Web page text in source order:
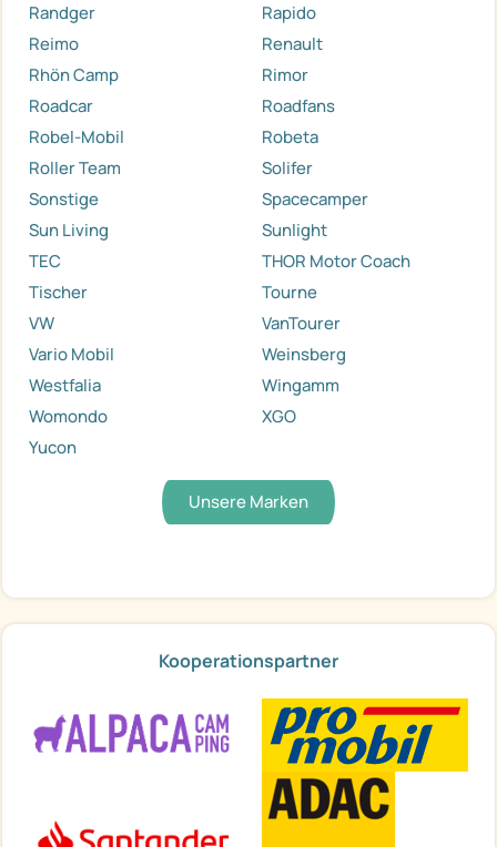
Randger
Rapido
Reimo
Renault
Rhön Camp
Rimor
Roadcar
Roadfans
Robel-Mobil
Robeta
Roller Team
Solifer
Sonstige
Spacecamper
Sun Living
Sunlight
TEC
THOR Motor Coach
Tischer
Tourne
VW
VanTourer
Vario Mobil
Weinsberg
Westfalia
Wingamm
Womondo
XGO
Yucon
Unsere Marken
Kooperationspartner